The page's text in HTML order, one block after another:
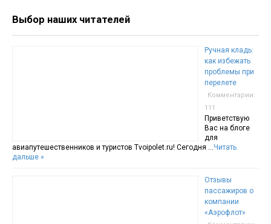
Выбор наших читателей
Ручная кладь:
как избежать
проблемы при
перелете
Комментарии:
111
Приветствую
Вас на блоге
для
авиапутешественников и туристов Tvoipolet.ru! Сегодня …Читать
дальше »
Отзывы
пассажиров о
компании
«Аэрофлот»